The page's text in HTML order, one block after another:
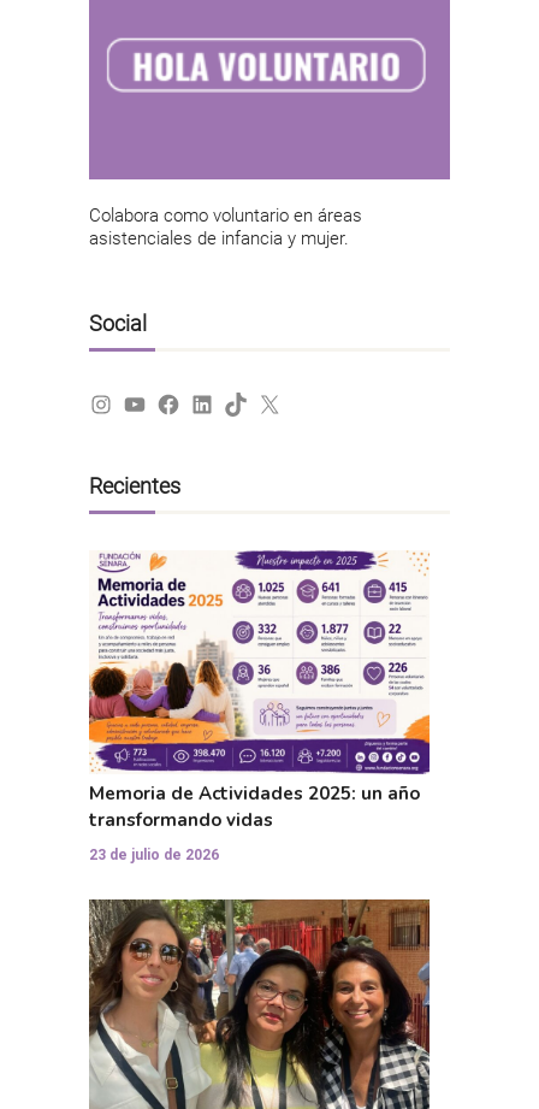
Colabora como voluntario en áreas
asistenciales de infancia y mujer.
Social
Instagram
YouTube
Facebook
LinkedIn
TikTok
X
Recientes
Memoria de Actividades 2025: un año
transformando vidas
23 de julio de 2026